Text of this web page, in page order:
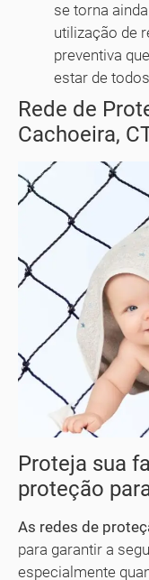
se torna
utilização de
preventiva
estar de
Rede de
Cachoeira,
Proteja sua
proteção
As redes de
para garantir a
especialmente